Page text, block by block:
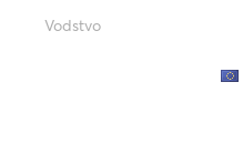
Vodstvo